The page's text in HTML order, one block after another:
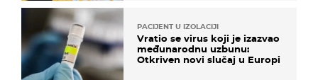
PACIJENT U IZOLACIJI
Vratio se virus koji je izazvao
međunarodnu uzbunu:
Otkriven novi slučaj u Europi